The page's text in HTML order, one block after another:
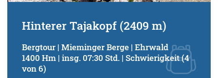
Hinterer Tajakopf (2409 m)
Bergtour | Mieminger Berge | Ehrwald
1400 Hm | insg. 07:30 Std. | Schwierigkeit (4
von 6)